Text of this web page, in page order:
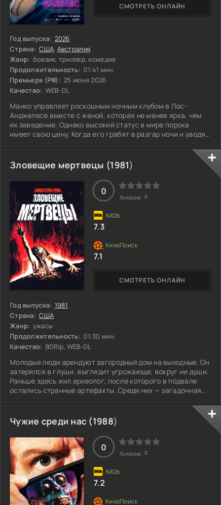
Год выпуска: 2026
Страна: США, Австралия
Жанр: боевик, триллер, комедия
Продолжительность: 01:41 мин.
Премьера (РФ): 25 июня 2026
Качество: WEB-DL
Манко управляет роскошным ночным клубом в Лос-
Анджелесе вместе с женой, которая не менее ярка, чем
их заведение. Однако высокий статус в мире порока
имеет свою цену. Когда его грабят в разгар ночи и уводят
Теперь ему нужно не только защитить свою семью, но и
показать, кто здесь главный, – и желательно выжить. Как
ему справиться с этой ситуацией и восстановить
утраченное?
СМОТРЕТЬ ОНЛАЙН
Зловещие мертвецы (1981)
Год выпуска: 1981
Страна: США
Жанр: ужасы
Продолжительность: 01:30 мин.
Качество: BDRip, WEB-DL
Молодые люди арендуют загородный дом на выходные. Он
затерялся в глуши, выглядит угрожающе, вокруг ни души.
Раньше здесь жил археолог, после которого в подвале
остались странные артефакты. Среди них — загадочная
магнитофон с записью заклинания на непонятном языке.
Ребята решают прослушать эту запись, и с наступлением
ночи к ним начинают приходить духи, которых они
невольно пробудили. Как же им теперь с этим
справиться?
СМОТРЕТЬ ОНЛАЙН
0
Голосов: 0
7.3
7.1
Чужие среди нас (1988)
0
Голосов: 0
7.2